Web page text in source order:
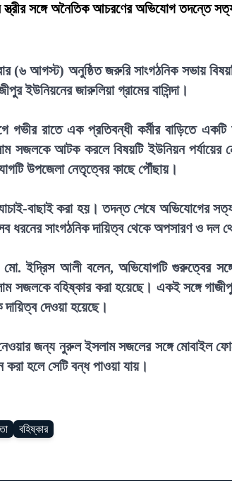
সঙ্গে অনৈতিক আচরণের অভিযোগ তদন্তে
(৬ আগস্ট) অনুষ্ঠিত জরুরি সাংগঠনিক সভায়
ইউনিয়নের জারুলিয়া গ্রামের বাসিন্দা।
রাতে এক প্রতিবন্ধী কর্মীর বাড়িতে
সজলকে আটক করলে বিষয়টি ইউনিয়ন পর্যায়ের
উপজেলা নেতৃত্বের কাছে পৌঁছায়।
বাছাই করা হয়। তদন্ত শেষে অভিযোগের
সব ধরনের সাংগঠনিক দায়িত্ব থেকে অপসারণ ও দল
ইদ্রিস আলী বলেন, অভিযোগটি গুরুত্বের সঙ্গে
সজলকে বহিষ্কার করা হয়েছে। একই সঙ্গে
দেওয়া হয়েছে।
জন্য নুরুল ইসলাম সজলের সঙ্গে মোবাইল
হলে সেটি বন্ধ পাওয়া যায়।
বহিষ্কার